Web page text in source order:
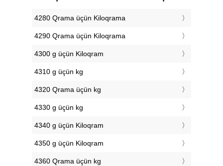
4280 Qrama üçün Kiloqrama
4290 Qrama üçün Kiloqrama
4300 g üçün Kiloqram
4310 g üçün kg
4320 Qrama üçün kg
4330 g üçün kg
4340 g üçün Kiloqram
4350 g üçün Kiloqram
4360 Qrama üçün kg